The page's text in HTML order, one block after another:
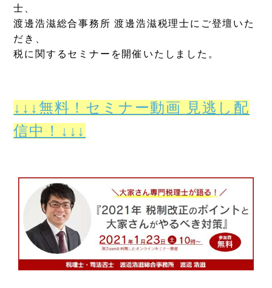
士、
渡邊浩滋総合事務所 渡邊浩滋税理士にご登壇いた
だき、
税に関するセミナーを開催いたしました。
↓↓↓無料！セミナー動画 見逃し配
信中！↓↓↓